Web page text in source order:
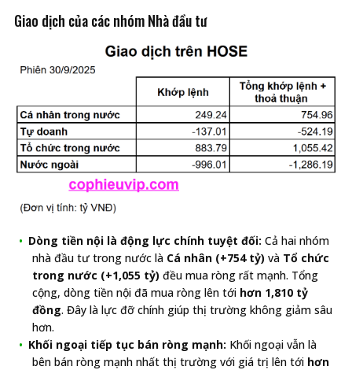
Giao dịch của các nhóm Nhà đầu tư
Dòng tiền nội là động lực chính tuyệt đối: Cả hai nhóm
nhà đầu tư trong nước là Cá nhân (+754 tỷ) và Tổ chức
trong nước (+1,055 tỷ) đều mua ròng rất mạnh. Tổng
cộng, dòng tiền nội đã mua ròng lên tới hơn 1,810 tỷ
đồng. Đây là lực đỡ chính giúp thị trường không giảm sâu
hơn.
Khối ngoại tiếp tục bán ròng mạnh: Khối ngoại vẫn là
bên bán ròng mạnh nhất thị trường với giá trị lên tới hơn